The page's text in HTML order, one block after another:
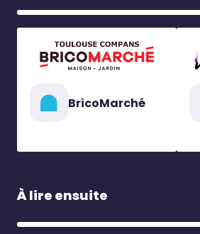
BricoMarché
À lire ensuite